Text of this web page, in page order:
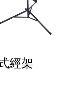
經架